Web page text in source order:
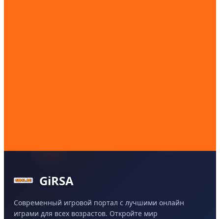
GiRSA
Современный игровой портал с лучшими онлайн
играми для всех возрастов. Откройте мир